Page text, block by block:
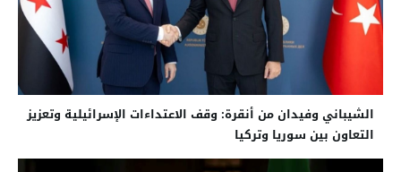
الشيباني وفيدان من أنقرة: وقف الاعتداءات الإسرائيلية وتعزيز
التعاون بين سوريا وتركيا